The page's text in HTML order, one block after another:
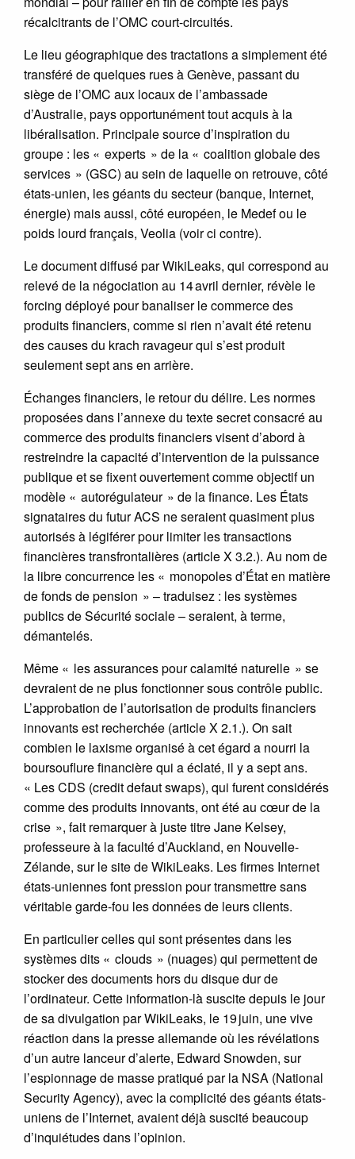
récalcitrants de l’OMC court-circuités.
Le lieu géographique des tractations a simplement été
transféré de quelques rues à Genève, passant du
siège de l’OMC aux locaux de l’ambassade
d’Australie, pays opportunément tout acquis à la
libéralisation. Principale source d’inspiration du
groupe : les « experts » de la « coalition globale des
services » (GSC) au sein de laquelle on retrouve, côté
états-unien, les géants du secteur (banque, Internet,
énergie) mais aussi, côté européen, le Medef ou le
poids lourd français, Veolia (voir ci contre).
Le document diffusé par WikiLeaks, qui correspond au
relevé de la négociation au 14 avril dernier, révèle le
forcing déployé pour banaliser le commerce des
produits financiers, comme si rien n’avait été retenu
des causes du krach ravageur qui s’est produit
seulement sept ans en arrière.
Échanges financiers, le retour du délire. Les normes
proposées dans l’annexe du texte secret consacré au
commerce des produits financiers visent d’abord à
restreindre la capacité d’intervention de la puissance
publique et se fixent ouvertement comme objectif un
modèle « autorégulateur » de la finance. Les États
signataires du futur ACS ne seraient quasiment plus
autorisés à légiférer pour limiter les transactions
financières transfrontalières (article X 3.2.). Au nom de
la libre concurrence les « monopoles d’État en matière
de fonds de pension » – traduisez : les systèmes
publics de Sécurité sociale – seraient, à terme,
démantelés.
Même « les assurances pour calamité naturelle » se
devraient de ne plus fonctionner sous contrôle public.
L’approbation de l’autorisation de produits financiers
innovants est recherchée (article X 2.1.). On sait
combien le laxisme organisé à cet égard a nourri la
boursouflure financière qui a éclaté, il y a sept ans.
« Les CDS (credit defaut swaps), qui furent considérés
comme des produits innovants, ont été au cœur de la
crise », fait remarquer à juste titre Jane Kelsey,
professeure à la faculté d’Auckland, en Nouvelle-
Zélande, sur le site de WikiLeaks. Les firmes Internet
états-uniennes font pression pour transmettre sans
véritable garde-fou les données de leurs clients.
En particulier celles qui sont présentes dans les
systèmes dits « clouds » (nuages) qui permettent de
stocker des documents hors du disque dur de
l’ordinateur. Cette information-là suscite depuis le jour
de sa divulgation par WikiLeaks, le 19 juin, une vive
réaction dans la presse allemande où les révélations
d’un autre lanceur d’alerte, Edward Snowden, sur
l’espionnage de masse pratiqué par la NSA (National
Security Agency), avec la complicité des géants états-
uniens de l’Internet, avaient déjà suscité beaucoup
d’inquiétudes dans l’opinion.